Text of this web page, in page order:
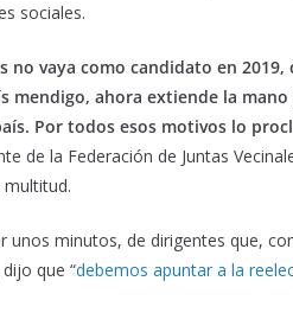
sociales.
no vaya como candidato en
mendigo, ahora extiende la
Por todos esos motivos lo
de la Federación de Juntas
multitud.
unos minutos, de dirigentes que,
que “debemos apuntar a la